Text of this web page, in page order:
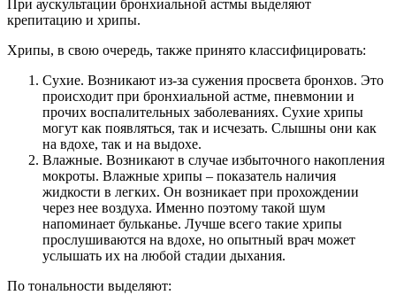
При аускультации бронхиальной астмы выделяют
крепитацию и хрипы.
Хрипы, в свою очередь, также принято классифицировать:
Сухие. Возникают из-за сужения просвета бронхов. Это
происходит при бронхиальной астме, пневмонии и
прочих воспалительных заболеваниях. Сухие хрипы
могут как появляться, так и исчезать. Слышны они как
на вдохе, так и на выдохе.
Влажные. Возникают в случае избыточного накопления
мокроты. Влажные хрипы – показатель наличия
жидкости в легких. Он возникает при прохождении
через нее воздуха. Именно поэтому такой шум
напоминает бульканье. Лучше всего такие хрипы
прослушиваются на вдохе, но опытный врач может
услышать их на любой стадии дыхания.
По тональности выделяют: